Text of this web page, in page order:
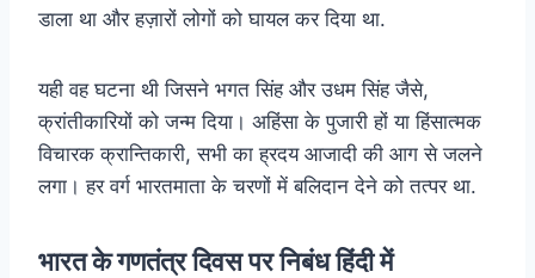
डाला था और हज़ारों लोगों को घायल कर दिया था.
यही वह घटना थी जिसने भगत सिंह और उधम सिंह जैसे,
क्रांतीकारियों को जन्म दिया। अहिंसा के पुजारी हों या हिंसात्मक
विचारक क्रान्तिकारी, सभी का ह्रदय आजादी की आग से जलने
लगा। हर वर्ग भारतमाता के चरणों में बलिदान देने को तत्पर था.
भारत के गणतंत्र दिवस पर निबंध हिंदी में